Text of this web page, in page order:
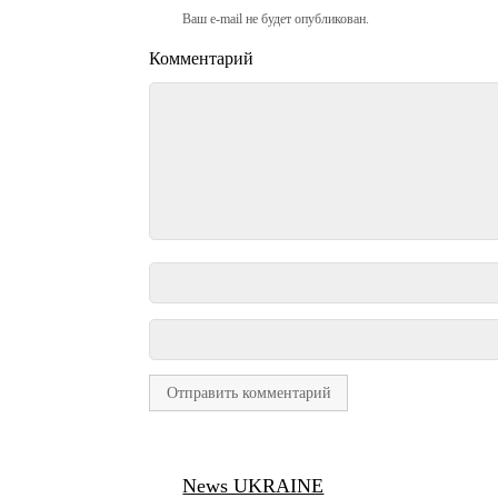
Ваш e-mail не будет опубликован.
Комментарий
News UKRAINE